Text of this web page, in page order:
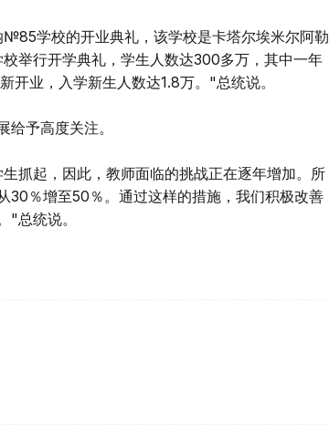
学校的开业典礼，该学校是卡塔尔埃米尔阿勒
举行开学典礼，学生人数达300多万，其中一年
开业，入学新生人数达1.8万。"总统说。
予高度关注。
抓起，因此，教师面临的挑战正在逐年增加。所
30％增至50％。通过这样的措施，我们积极改善
"总统说。